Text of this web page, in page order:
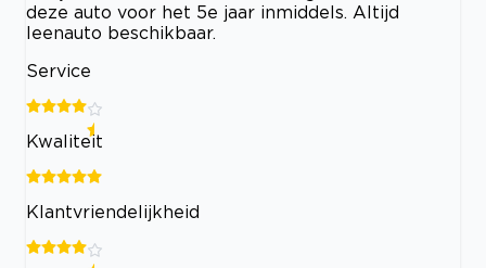
deze auto voor het 5e jaar inmiddels. Altijd
leenauto beschikbaar.
Service
Kwaliteit
Klantvriendelijkheid